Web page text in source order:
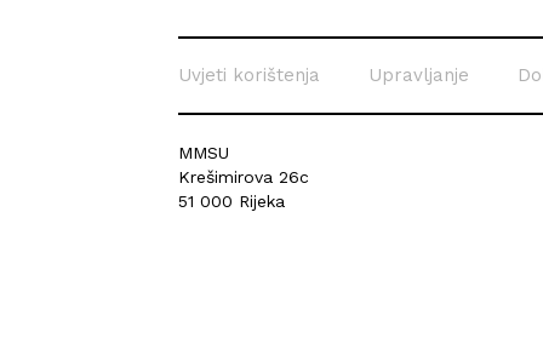
Uvjeti korištenja Upravljanje
MMSU
Krešimirova 26c
51 000 Rijeka